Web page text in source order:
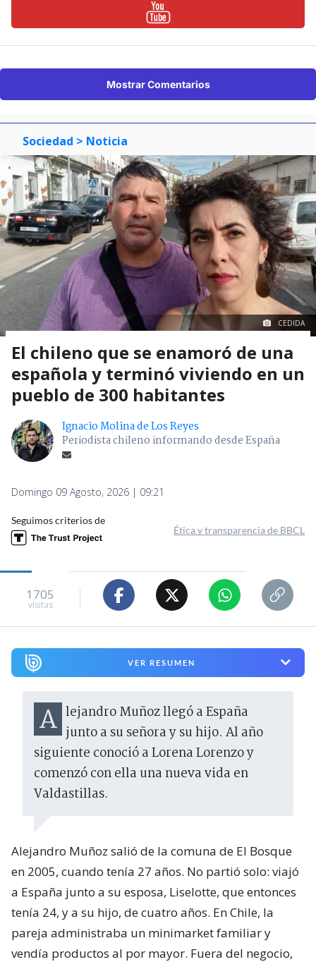
Mostrar Comentarios
Sociedad > Noticia
CEDIDA
El chileno que se enamoró de una
española y terminó viviendo en un
pueblo de 300 habitantes
Ignacio Molina de Los Reyes
Periodista chileno informando desde España
Domingo 09 Agosto, 2026 | 09:21
Seguimos criterios de
Ética y transparencia de BBCL
1705
visitas
VER RESUMEN
Alejandro Muñoz llegó a España junto a su señora y su hijo. Al año
siguiente conoció a Lorena Lorenzo y
comenzó con ella una nueva vida en
Valdastillas.
Alejandro Muñoz salió de la comuna de El Bosque
en 2005, cuando tenía 27 años. No partió solo: viajó
a España junto a su esposa, Liselotte, que entonces
tenía 24, y a su hijo, de cuatro años. En Chile, la
pareja administraba un minimarket familiar y
vendía productos al por mayor. Fuera del negocio,